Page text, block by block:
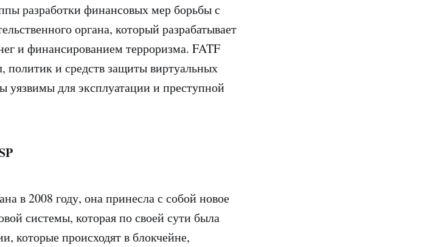
разработки финансовых мер борьбы с
органа, который разрабатывает
и финансированием терроризма. FATF
политик и средств защиты виртуальных
уязвимы для эксплуатации и преступной
в 2008 году, она принесла с собой новое
системы, которая по своей сути была
которые происходят в блокчейне,